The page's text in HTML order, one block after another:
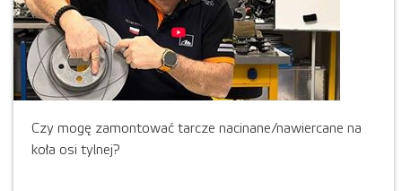
Czy mogę zamontować tarcze nacinane/nawiercane na
koła osi tylnej?